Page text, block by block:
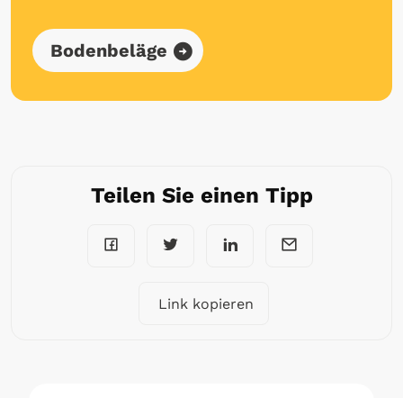
Bodenbeläge
Teilen Sie einen Tipp
Link kopieren